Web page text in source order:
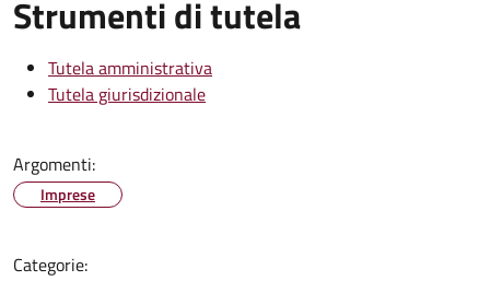
Strumenti di tutela
Tutela amministrativa
Tutela giurisdizionale
Argomenti:
Imprese
Categorie: